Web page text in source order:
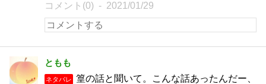
コメント(0) 2021/01/29
ともも
ネタバレ
篁の話と聞いて。こんな話あったんだー、